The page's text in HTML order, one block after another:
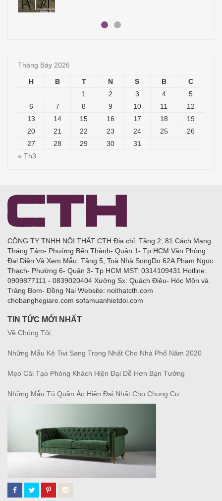
Tháng Bảy 2026
H B T N S B
C
1
2 3 4
5
6
7 8 9 10 11
12
13
14 15 16 17 18
19
20
21 22 23 24 25
26
27
28 29 30
31
« Th3
CÔNG TY TNHH NỘI THẤT CTH Địa chỉ: Tầng 2, 81 Cách Mạng
Tháng Tám- Phường Bến Thành- Quận 1- Tp HCM Văn Phòng
Đại Diện Và Xem Mẫu: Tầng 5, Toà Nhà SongDo 62A Phạm Ngọc
Thạch- Phường 6- Quận 3- Tp HCM MST: 0314109431 Hotline:
0909877111 - 0839020404 Xưởng Sx: Quách Điêu- Hóc Môn và
Trảng Bom- Đồng Nai Website: noithatcth.com
chobanghegiare.com sofamuanhietdoi.com
TIN TỨC MỚI NHẤT
Về Chúng Tôi
Những Mẫu Kệ Tivi Sang Trọng Nhất Cho Nhà Phố Năm 2020
Mẹo Cải Tạo Phòng Khách Hiện Đại Dễ Hơn Bạn Tưởng
Những Mẫu Tủ Quần Áo Hiện Đại Nhất Cho Chung Cư